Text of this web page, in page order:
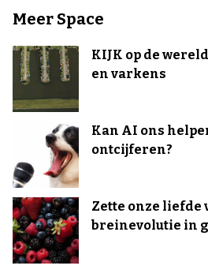
Meer Space
KIJK op de
en varkens
Kan AI ons
ontcijferen?
Zette onze liefde
breinevolutie in